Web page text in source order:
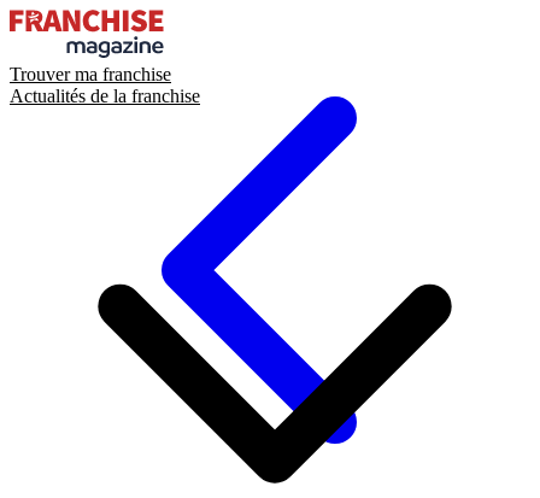
Trouver ma franchise
Actualités de la franchise